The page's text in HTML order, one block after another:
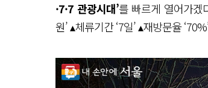
·7·7 관광시대’를 빠르게 열어가겠
원’ ▴체류기간 ‘7일’ ▴재방문율